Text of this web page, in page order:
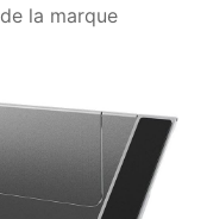
de la marque